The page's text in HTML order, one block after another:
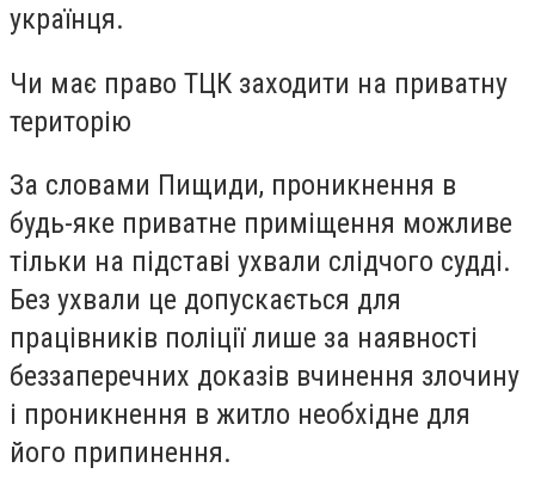
українця.
Чи має право ТЦК заходити на приватну
територію
За словами Пищиди, проникнення в
будь-яке приватне приміщення можливе
тільки на підставі ухвали слідчого судді.
Без ухвали це допускається для
працівників поліції лише за наявності
беззаперечних доказів вчинення злочину
і проникнення в житло необхідне для
його припинення.